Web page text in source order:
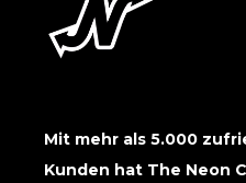
Mit mehr als 5.000
Kunden hat The Neon